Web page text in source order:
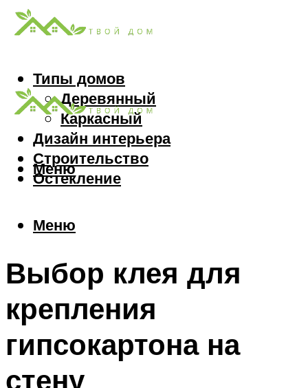
Типы домов
Деревянный
Каркасный
Дизайн интерьера
Строительство
Остекление
Меню
Меню
Выбор клея для
крепления
гипсокартона на
стену